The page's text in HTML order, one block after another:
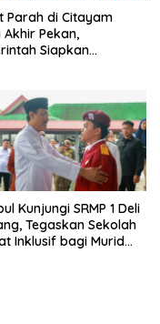
Parah di Citayam
Akhir Pekan,
Siapkan
Kunjungi SRMP 1 Deli
Tegaskan Sekolah
Inklusif bagi Murid